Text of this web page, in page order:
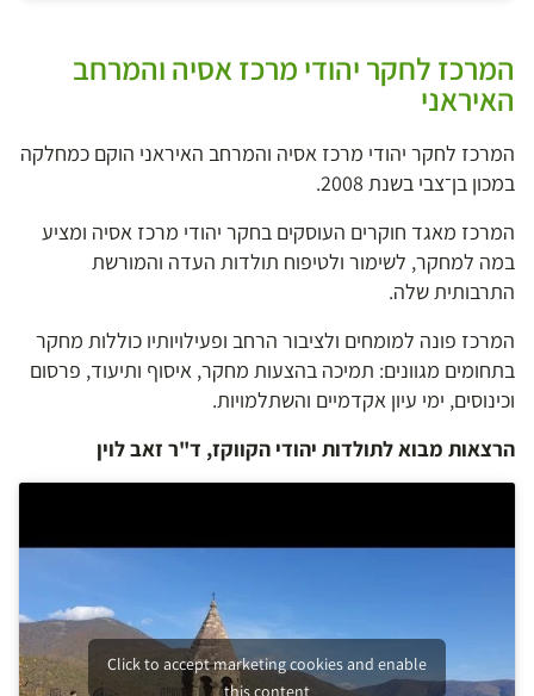
המרכז לחקר יהודי מרכז אסיה והמרחב
האיראני
המרכז לחקר יהודי מרכז אסיה והמרחב האיראני הוקם כמחלקה
במכון בן־צבי בשנת 2008.
המרכז מאגד חוקרים העוסקים בחקר יהודי מרכז אסיה ומציע
במה למחקר, לשימור ולטיפוח תולדות העדה והמורשת
התרבותית שלה.
המרכז פונה למומחים ולציבור הרחב ופעילויותיו כוללות מחקר
בתחומים מגוונים: תמיכה בהצעות מחקר, איסוף ותיעוד, פרסום
וכינוסים, ימי עיון אקדמיים והשתלמויות.
הרצאות מבוא לתולדות יהודי הקווקז, ד"ר זאב לוין
Click to accept marketing cookies and enable
this content